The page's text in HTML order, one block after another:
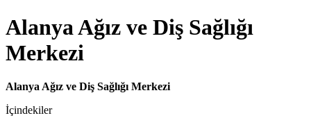
Alanya Ağız ve Diş Sağlığı
Merkezi
Alanya Ağız ve Diş Sağlığı Merkezi
İçindekiler